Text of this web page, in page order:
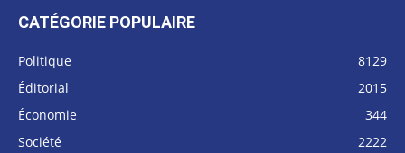
CATÉGORIE POPULAIRE
Politique
8129
Éditorial
2015
Économie
344
Société
2222